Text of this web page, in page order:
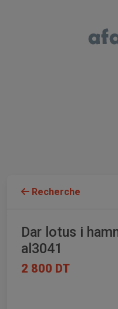
Recherche
Dar lotus i
al3041
2 800 DT